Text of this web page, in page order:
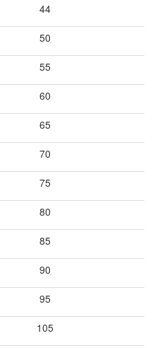
44
50
55
60
65
70
75
80
85
90
95
105